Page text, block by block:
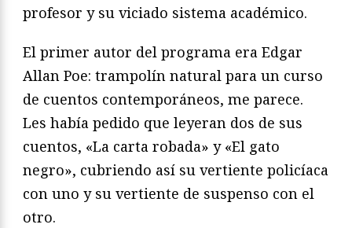
profesor y su viciado sistema académico.
El primer autor del programa era Edgar
Allan Poe: trampolín natural para un curso
de cuentos contemporáneos, me parece.
Les había pedido que leyeran dos de sus
cuentos, «La carta robada» y «El gato
negro», cubriendo así su vertiente policíaca
con uno y su vertiente de suspenso con el
otro.